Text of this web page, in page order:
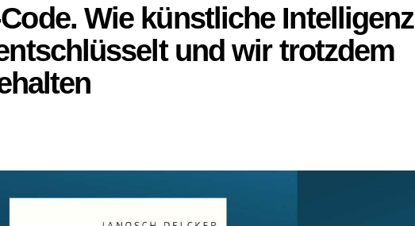
Wie künstliche Intelligenz
und wir trotzdem